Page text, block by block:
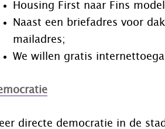
Housing First naar Fins
Naast een briefadres voor
mailadres;
We willen gratis
directe democratie in de